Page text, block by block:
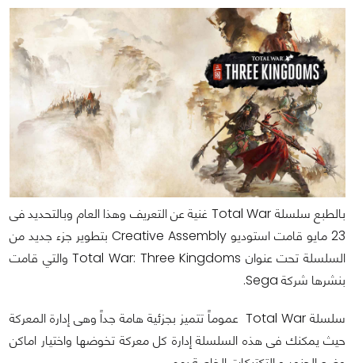
بالطبع سلسلة Total War غنية عن التعريف وهذا العام وبالتحديد فى
23 مايو قامت استوديو Creative Assembly بتطوير جزء جديد من
السلسلة تحت عنوان Total War: Three Kingdoms والتي قامت
بنشرها شركة Sega.
سلسلة Total War عموماً تتميز بجزئية هامة جداً وهى إدارة المعركة
حيث يمكنك فى هذه السلسلة إدارة كل معركة تخوضها واختيار اماكن